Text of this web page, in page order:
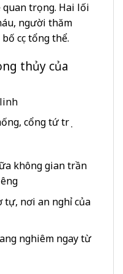
quan trọng. Hai lối
người thăm
cục tổng thể.
thủy của
cổng tứ trụ
không gian trần
tự, nơi an nghỉ của
nghiêm ngay từ